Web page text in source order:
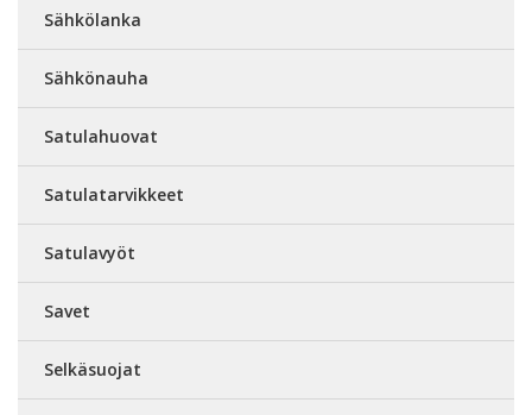
Sähkölanka
Sähkönauha
Satulahuovat
Satulatarvikkeet
Satulavyöt
Savet
Selkäsuojat